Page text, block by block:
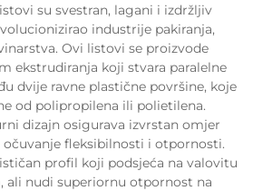
su svestran, lagani i izdržljiv
industrije pakiranja,
Ovi listovi se proizvode
ekstrudiranja koji stvara paralelne
dvije ravne plastične površine, koje
od polipropilena ili polietilena.
dizajn osigurava izvrstan omjer
očuvanje fleksibilnosti i otpornosti.
profil koji podsjeća na valovitu
ali nudi superiornu otpornost na